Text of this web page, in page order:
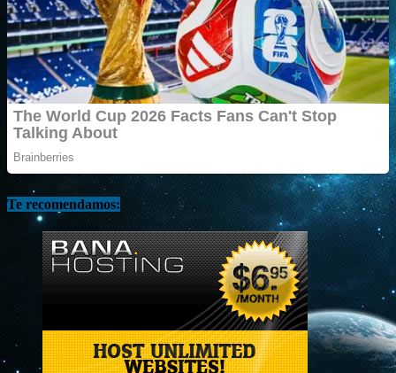
Te recomendamos: